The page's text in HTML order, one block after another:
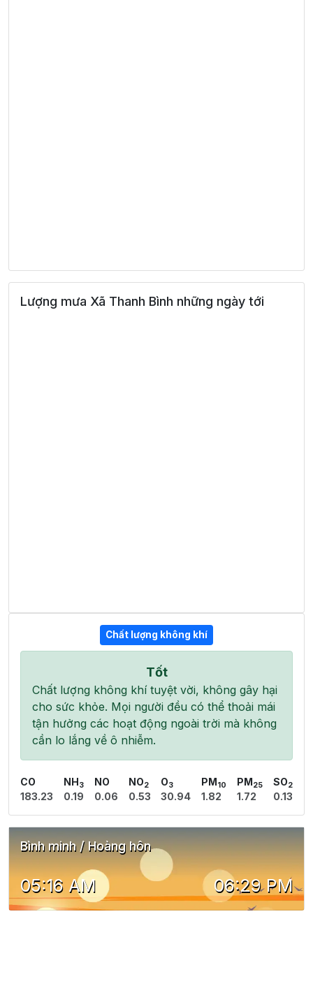
Lượng mưa Xã Thanh Bình những ngày tới
Chất lượng không khí
Tốt
Chất lượng không khí tuyệt vời, không gây hại
cho sức khỏe. Mọi người đều có thể thoải mái
tận hưởng các hoạt động ngoài trời mà không
cần lo lắng về ô nhiễm.
CO
183.23
NH 3
0.19
NO
0.06
NO2
0.53
O3
30.94
PM 10
1.82
PM 25
1.72
SO2
0.13
Bình minh / Hoàng hôn
05:16 AM 06:29 PM